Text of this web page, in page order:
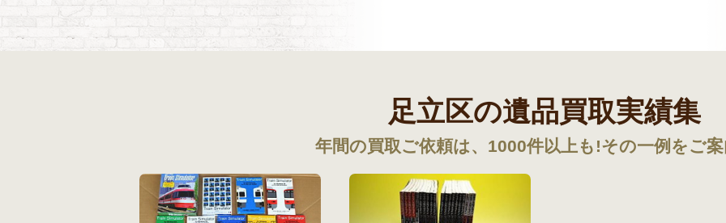
足立区の遺品買取実績集
年間の買取ご依頼は、1000件以上も!その一例をご